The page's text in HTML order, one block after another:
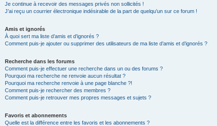
Je continue à recevoir des messages privés non sollicités !
J’ai reçu un courrier électronique indésirable de la part de quelqu’un sur ce forum !
Amis et ignorés
À quoi sert ma liste d’amis et d’ignorés ?
Comment puis-je ajouter ou supprimer des utilisateurs de ma liste d’amis et d’ignorés ?
Recherche dans les forums
Comment puis-je effectuer une recherche dans un ou des forums ?
Pourquoi ma recherche ne renvoie aucun résultat ?
Pourquoi ma recherche renvoie à une page blanche ?!
Comment puis-je rechercher des membres ?
Comment puis-je retrouver mes propres messages et sujets ?
Favoris et abonnements
Quelle est la différence entre les favoris et les abonnements ?